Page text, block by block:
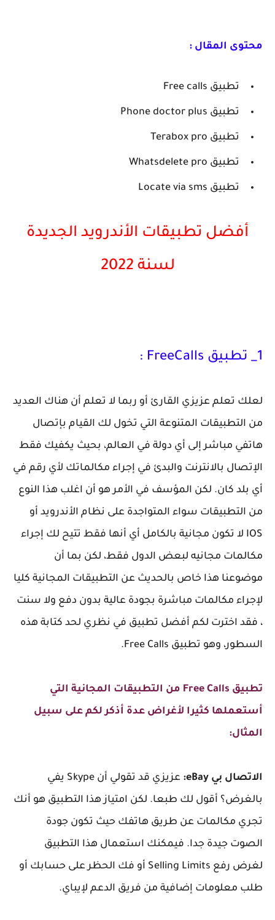
محتوى المقال :
تطبيق Free calls
تطبيق Phone doctor plus
تطبيق Terabox pro
تطبيق Whatsdelete pro
تطبيق Locate via sms
أفضل تطبيقات الأندرويد الجديدة
لسنة 2022
1_ تطبيق FreeCalls :
لعلك تعلم عزيزي القارئ أو ربما لا تعلم أن هناك العديد
من التطبيقات المتنوعة التي تخول لك القيام بإتصال
هاتفي مباشر إلى أي دولة في العالم، بحيث يكفيك فقط
الإتصال بالانترنت والبدئ في إجراء مكالماتك لأي رقم في
أي بلد كان. لكن المؤسف في الأمر هو أن اغلب هذا النوع
من التطبيقات سواء المتواجدة على نظام الأندرويد أو
IOS لا تكون مجانية بالكامل أي أنها فقط تتيح لك إجراء
مكالمات مجانيه لبعض الدول فقط، لكن بما أن
موضوعنا هذا خاص بالحديث عن التطبيقات المجانية كليا
لإجراء مكالمات مباشرة بجودة عالية بدون دفع ولا سنت
، فقد اخترت لكم أفضل تطبيق في نظري لحد كتابة هذه
السطور، وهو تطبيق Free Calls.
تطبيق Free Calls من التطبيقات المجانية التي
أستعملها كثيرا لأغراض عدة أذكر لكم على سبيل
المثال:
الاتصال بي eBay:
عزيزي قد تقولي أن Skype يفي
بالغرض؟ أقول لك طبعا. لكن امتياز هذا التطبيق هو أنك
تجري مكالمات عن طريق هاتفك حيث تكون جودة
الصوت جيدة جدا. فيمكنك استعمال هذا التطبيق
لغرض رفع Selling Limits أو فك الحظر على حسابك أو
طلب معلومات إضافية من فريق الدعم لإيباي.